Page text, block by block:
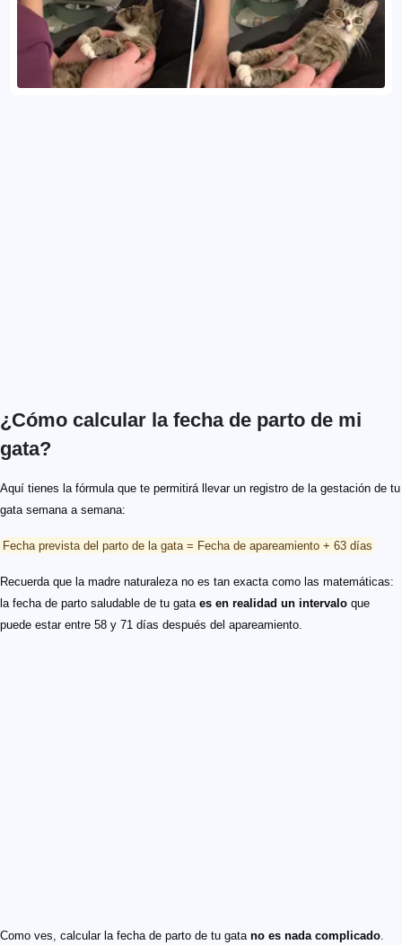
¿Cómo calcular la fecha de parto de mi
gata?
Aquí tienes la fórmula que te permitirá llevar un registro de la gestación de tu
gata semana a semana:
Fecha prevista del parto de la gata = Fecha de apareamiento + 63 días
Recuerda que la madre naturaleza no es tan exacta como las matemáticas:
la fecha de parto saludable de tu gata es en realidad un intervalo que
puede estar entre 58 y 71 días después del apareamiento.
Como ves, calcular la fecha de parto de tu gata no es nada complicado